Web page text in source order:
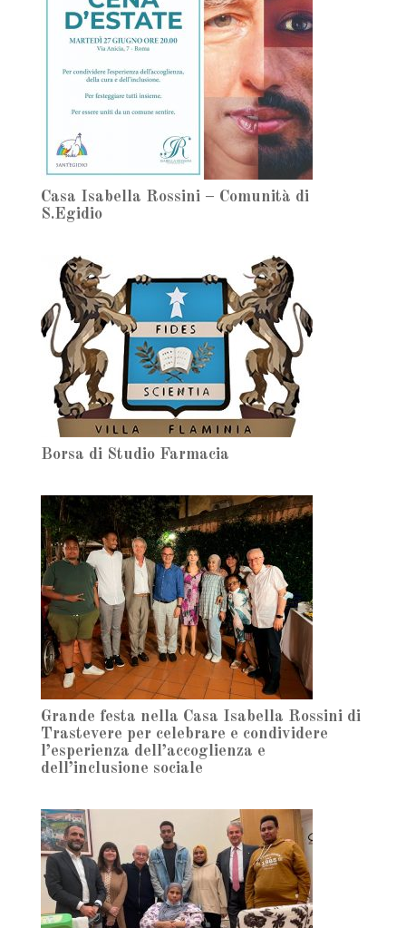
Casa Isabella Rossini – Comunità di
S.Egidio
Borsa di Studio Farmacia
Grande festa nella Casa Isabella Rossini di
Trastevere per celebrare e condividere
l’esperienza dell’accoglienza e
dell’inclusione sociale